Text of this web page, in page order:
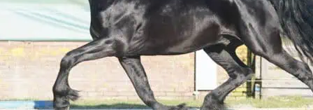
Onze 4-jarige Friese hengst Tallinus